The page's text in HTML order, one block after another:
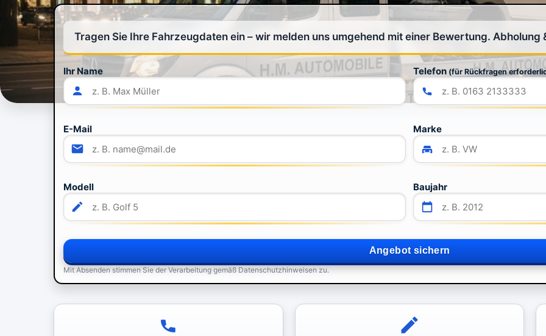
Tragen Sie Ihre Fahrzeugdaten ein – wir melden uns umgehend mit einer Bewertung. Abholung
Ihr Name Telefon (für Rückfragen
E-Mail Marke
Modell Baujahr
Angebot sichern
Mit Absenden stimmen Sie der Verarbeitung gemäß Datenschutzhinweisen zu.